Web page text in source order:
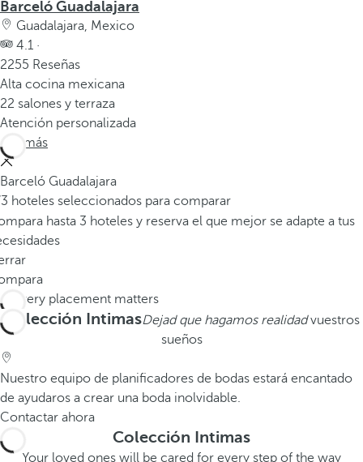
Barceló Guadalajara
Guadalajara, Mexico
4.1 ·
2255 Reseñas
Alta cocina mexicana
22 salones y terraza
Atención personalizada
Ver más
Barceló Guadalajara
hoteles seleccionados para comparar
hasta 3 hoteles y reserva el que mejor se adapte a tus
Colección IntimasDejad que hagamos realidadvuestros
sueños
Nuestro equipo de planificadores de bodas estará encantado
de ayudaros a crear una boda inolvidable.
Contactar ahora
Colección Intimas
Your loved ones will be cared for every step of the way